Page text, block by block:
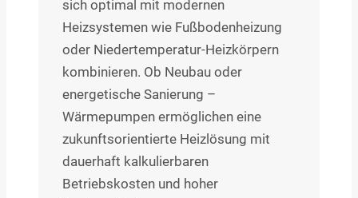
sich optimal mit modernen
Heizsystemen wie Fußbodenheizung
oder Niedertemperatur-Heizkörpern
kombinieren. Ob Neubau oder
energetische Sanierung –
Wärmepumpen ermöglichen eine
zukunftsorientierte Heizlösung mit
dauerhaft kalkulierbaren
Betriebskosten und hoher